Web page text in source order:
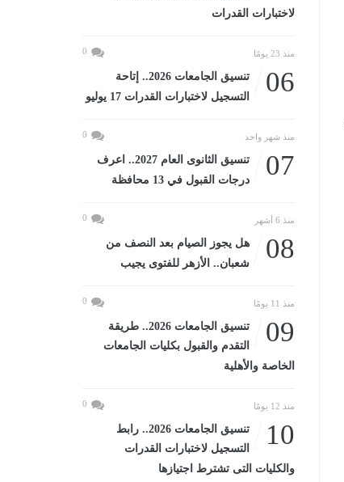
لاختبارات القدرات
منذ 23 يومًا 0
06
تنسيق الجامعات 2026.. إتاحة
التسجيل لاختبارات القدرات 17 يوليو
منذ شهر واحد 0
07
تنسيق الثانوى العام 2027.. اعرف
درجات القبول في 13 محافظة
منذ 6 أشهر 0
08
هل يجوز الصيام بعد النصف من
شعبان.. الأزهر للفتوى يجيب
منذ 11 يومًا 0
09
تنسيق الجامعات 2026.. طريقة
التقدم والقبول بكليات الجامعات
الخاصة والأهلية
منذ 12 يومًا 0
10
تنسيق الجامعات 2026.. رابط
التسجيل لاختبارات القدرات
والكليات التى تشترط اجتيازها